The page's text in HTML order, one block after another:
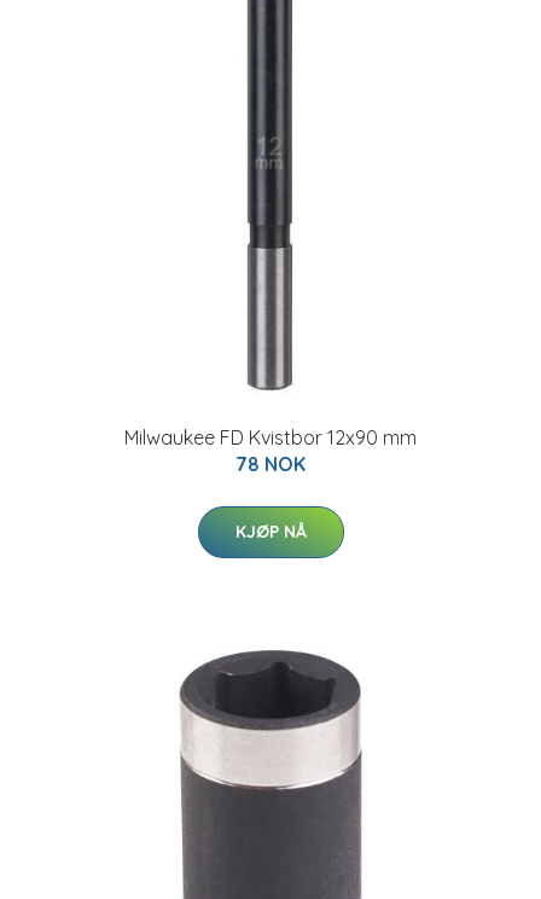
Milwaukee FD Kvistbor 12x90 mm
78 NOK
KJØP NÅ